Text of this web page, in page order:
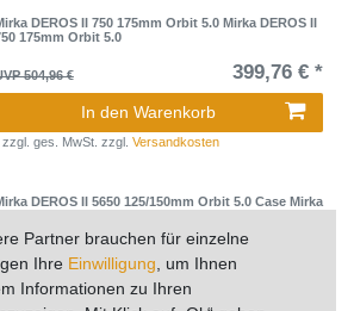
DEROS II 750 175mm Orbit 5.0 Mirka DEROS II
175mm Orbit 5.0
504,96 € 399,76 € *
In den Warenkorb
zzgl. ges. MwSt. zzgl. Versandkosten
DEROS II 5650 125/150mm Orbit 5.0 Case Mirka
454,34 € *
In den Warenkorb
Partner brauchen für einzelne
Ihre Einwilligung , um Ihnen
Informationen zu Ihren